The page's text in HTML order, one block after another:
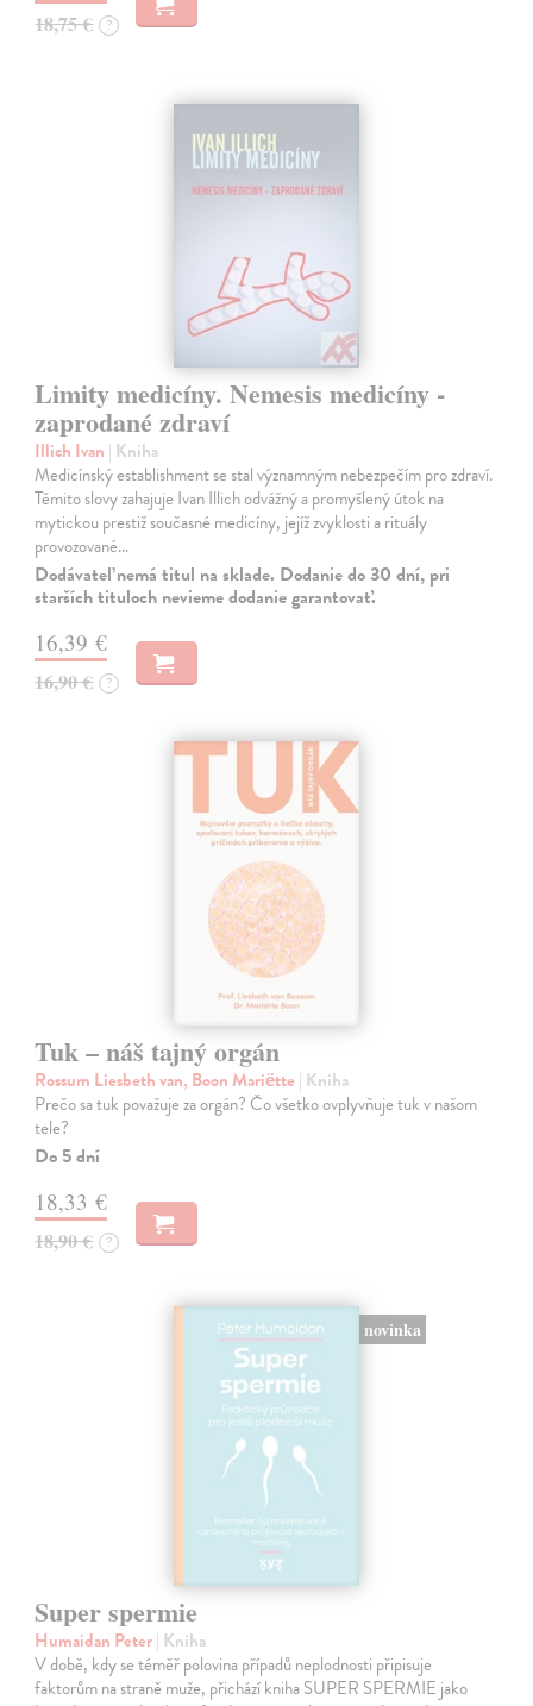
18,75 € ?
Limity medicíny. Nemesis medicíny -
zaprodané zdraví
Illich Ivan | Kniha
Medicínský establishment se stal významným nebezpečím pro zdraví.
Těmito slovy zahajuje Ivan Illich odvážný a promyšlený útok na
mytickou prestiž současné medicíny, jejíž zvyklosti a rituály
provozované…
Dodávateľ nemá titul na sklade. Dodanie do 30 dní, pri
starších tituloch nevieme dodanie garantovať.
16,39 €
16,90 € ?
Tuk – náš tajný orgán
Rossum Liesbeth van, Boon Mariëtte | Kniha
Prečo sa tuk považuje za orgán? Čo všetko ovplyvňuje tuk v našom
tele?
Do 5 dní
18,33 €
18,90 € ?
novinka
Super spermie
Humaidan Peter| Kniha
V době, kdy se téměř polovina případů neplodnosti připisuje
faktorům na straně muže, přichází kniha SUPER SPERMIE jako